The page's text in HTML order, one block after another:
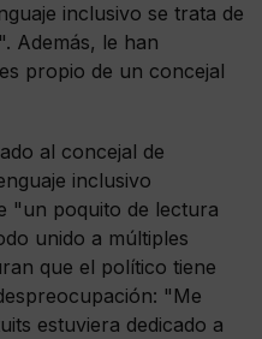
inclusivo se trata de
Además, le han
propio de un concejal
al concejal de
inclusivo
"un poquito de lectura
unido a múltiples
que el político tiene
"Me
estuviera dedicado a